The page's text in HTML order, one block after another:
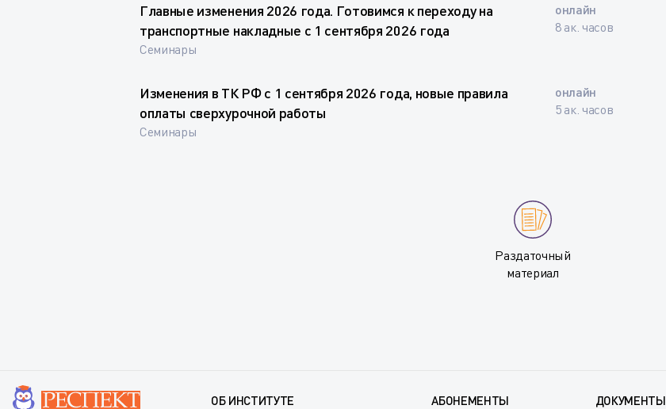
Главные изменения 2026 года. Готовимся к переходу на
транспортные накладные с 1 сентября 2026 года
Семинары
онлайн
8 ак. часов
Изменения в ТК РФ с 1 сентября 2026 года, новые правила
оплаты сверхурочной работы
Семинары
онлайн
5 ак. часов
Раздаточный
материал
ОБ ИНСТИТУТЕ АБОНЕМЕНТЫ ДОКУМЕНТЫ